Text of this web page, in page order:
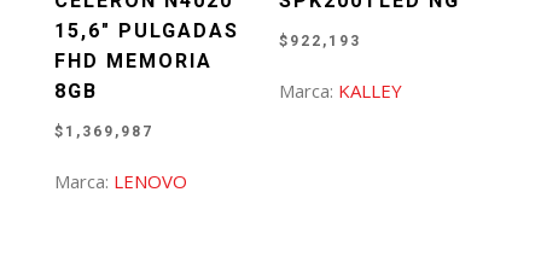
15,6″ PULGADAS
FHD MEMORIA
8GB
$ 1,369,987
Marca: LENOVO
$ 922,193
Marca: KALLEY